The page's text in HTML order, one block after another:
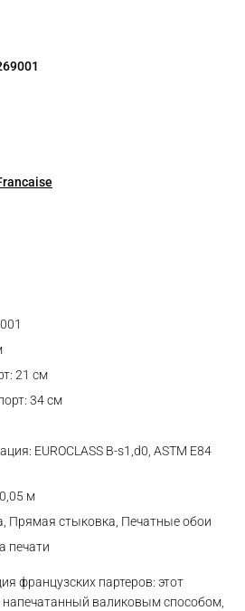
21 см
34 см
EUROCLASS B-s1,d0, ASTM E84
м
Прямая стыковка, Печатные обои
печати
французских партеров: этот
валиковым способом,